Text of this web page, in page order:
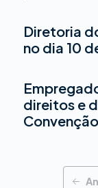
Diretoria
no dia 10
direitos e